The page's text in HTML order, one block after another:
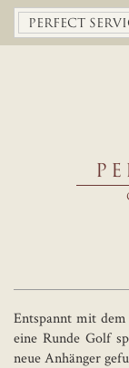
PERFECT
Entspannt mit
eine Runde Golf
neue Anhänger